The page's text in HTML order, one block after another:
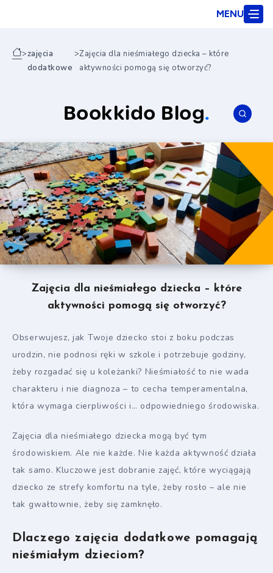
MENU
>zajęcia
dodatkowe
>Zajęcia dla nieśmiałego dziecka – które
aktywności pomogą się otworzyć?
Bookkido Blog.
Zajęcia dla nieśmiałego dziecka – które
aktywności pomogą się otworzyć?
Obserwujesz, jak Twoje dziecko stoi z boku podczas
urodzin, nie podnosi ręki w szkole i potrzebuje godziny,
żeby rozgadać się u koleżanki? Nieśmiałość to nie wada
charakteru i nie diagnoza – to cecha temperamentalna,
która wymaga cierpliwości i… odpowiedniego środowiska.
Zajęcia dla nieśmiałego dziecka mogą być tym
środowiskiem. Ale nie każde. Nie każda aktywność działa
tak samo. Kluczowe jest dobranie zajęć, które wyciągają
dziecko ze strefy komfortu na tyle, żeby rosło – ale nie
tak gwałtownie, żeby się zamknęło.
Dlaczego zajęcia dodatkowe pomagają
nieśmiałym dzieciom?